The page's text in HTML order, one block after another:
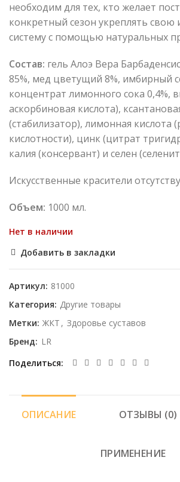
необходим для тех, кто желает
конкретный сезон укреплять
систему с помощью натуральных
Состав: гель Алоэ Вера
85%, мед цветущий 8%, имбирный
концентрат лимонного сока 0,4%,
аскорбиновая кислота),
(стабилизатор), лимонная кислота
кислотности), цинк (цитрат
калия (консервант) и селен
Искусственные красители
Объем: 1000 мл.
Нет в наличии
Добавить в закладки
Артикул: 81000
Категория: Другие товары
Метки: ЖКТ , Здоровье суставов
Бренд: LR
Поделиться
ОПИСАНИЕ ОТЗЫВЫ (0)
ПРИМЕНЕНИЕ